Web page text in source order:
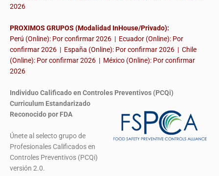
2026
PROXIMOS GRUPOS (Modalidad InHouse/Privado):
Perú (Online): Por confirmar 2026 | Ecuador (Online): Por
confirmar 2026 | España (Online): Por confirmar 2026 | Chile
(Online): Por confirmar 2026 | México (Online): Por confirmar
2026
Individuo Calificado en Controles Preventivos (PCQi)
Curriculum Estandarizado
Reconocido por FDA
Únete al selecto grupo de
Profesionales Calificados en
Controles Preventivos (PCQi)
versión 2.0.